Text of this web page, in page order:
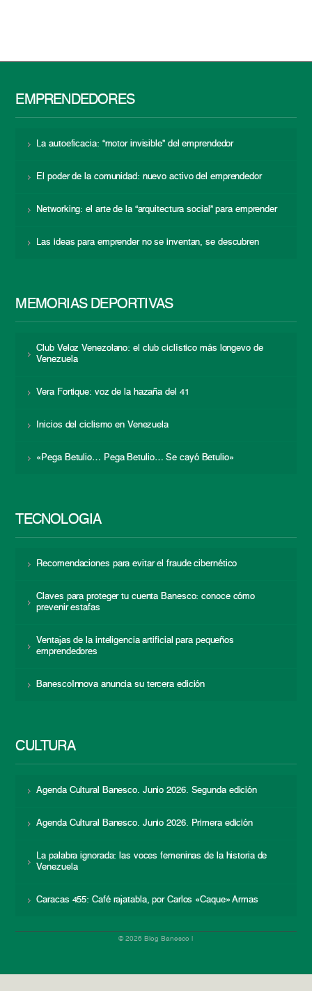
EMPRENDEDORES
La autoeficacia: “motor invisible” del emprendedor
El poder de la comunidad: nuevo activo del emprendedor
Networking: el arte de la “arquitectura social” para emprender
Las ideas para emprender no se inventan, se descubren
MEMORIAS DEPORTIVAS
Club Veloz Venezolano: el club ciclístico más longevo de
Venezuela
Vera Fortique: voz de la hazaña del 41
Inicios del ciclismo en Venezuela
«Pega Betulio… Pega Betulio… Se cayó Betulio»
TECNOLOGÍA
Recomendaciones para evitar el fraude cibernético
Claves para proteger tu cuenta Banesco: conoce cómo
prevenir estafas
Ventajas de la inteligencia artificial para pequeños
emprendedores
BanescoInnova anuncia su tercera edición
CULTURA
Agenda Cultural Banesco. Junio 2026. Segunda edición
Agenda Cultural Banesco. Junio 2026. Primera edición
La palabra ignorada: las voces femeninas de la historia de
Venezuela
Caracas 455: Café rajatabla, por Carlos «Caque» Armas
© 2026 Blog Banesco |